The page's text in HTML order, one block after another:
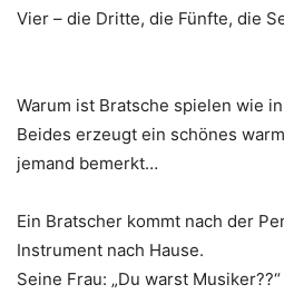
Vier – die Dritte, die Fünfte, die
Warum ist Bratsche spielen wie
Beides erzeugt ein schönes
jemand bemerkt…
Ein Bratscher kommt nach der
Instrument nach Hause.
Seine Frau: „Du warst Musiker??“